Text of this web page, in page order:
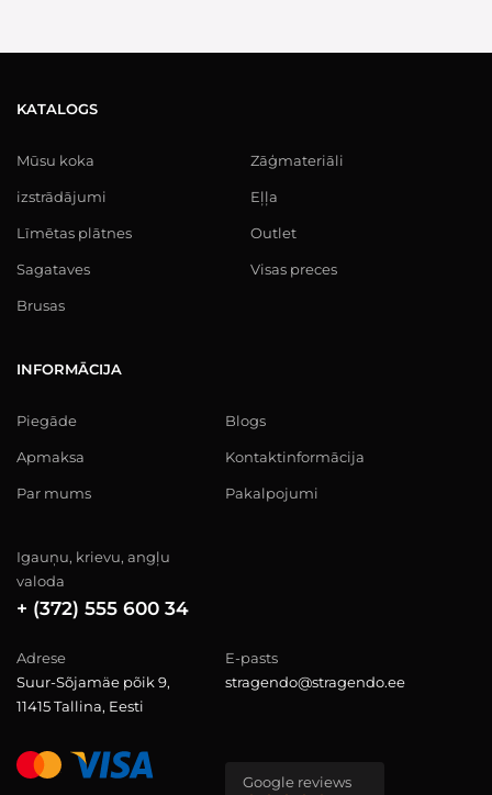
KATALOGS
Mūsu koka
izstrādājumi
Līmētas plātnes
Sagataves
Brusas
Zāģmateriāli
Eļļa
Outlet
Visas preces
INFORMĀCIJA
Piegāde
Apmaksa
Par mums
Blogs
Kontaktinformācija
Pakalpojumi
Igauņu, krievu, angļu
valoda
+ (372) 555 600 34
Adrese
Suur-Sõjamäe põik 9,
11415 Tallina, Eesti
E-pasts
stragendo@stragendo.ee
Google reviews